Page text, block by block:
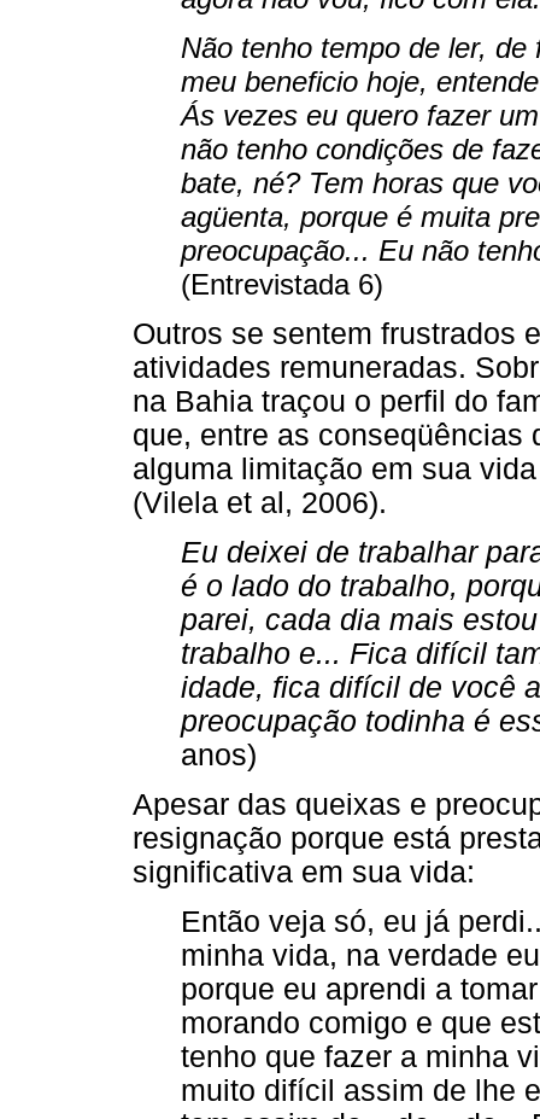
Não tenho tempo de ler,
meu beneficio hoje,
Ás vezes eu quero fazer
não tenho condições de
bate, né? Tem horas que
agüenta, porque é muita
preocupação... Eu não
(Entrevistada 6)
Outros se sentem frustrados
atividades remuneradas.
na Bahia traçou o perfil do
que, entre as conseqüências
alguma limitação em sua
(Vilela et al, 2006).
Eu deixei de trabalhar
é o lado do trabalho,
parei, cada dia mais
trabalho e... Fica difícil
idade, fica difícil de você
preocupação todinha é
anos)
Apesar das queixas e
resignação porque está
significativa em sua vida:
Então veja só, eu já
minha vida, na verdade
porque eu aprendi a
morando comigo e que
tenho que fazer a minha
muito difícil assim de lhe